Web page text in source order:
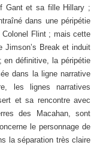
Gant et sa fille Hillary ;
dans une péripétie
Colonel Flint ; mais cette
Jimson’s Break et induit
en définitive, la péripétie
dans la ligne narrative
les lignes narratives
et sa rencontre avec
des Macahan, sont
le personnage de
la séparation très claire